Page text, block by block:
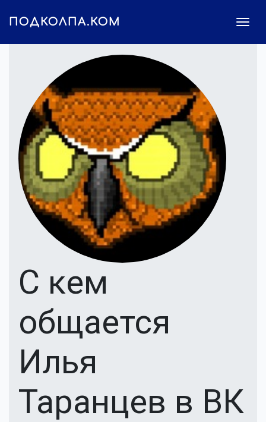
ПОДКОЛПА.КОМ
С кем
общается
Илья
Таранцев в ВК